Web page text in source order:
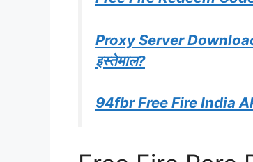
Proxy Server
इस्तेमाल?
94fbr Free Fire India